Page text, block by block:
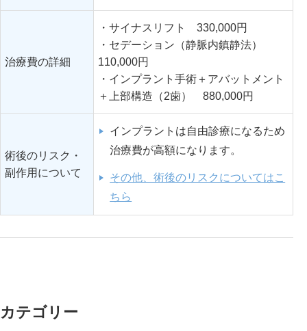
治療費の詳細
・サイナスリフト 330,000円
・セデーション（静脈内鎮静法）
110,000円
・インプラント手術＋アバットメント
＋上部構造（2歯） 880,000円
術後のリスク・
副作用について
インプラントは自由診療になるため
治療費が高額になります。
その他、術後のリスクについてはこ
ちら
カテゴリー